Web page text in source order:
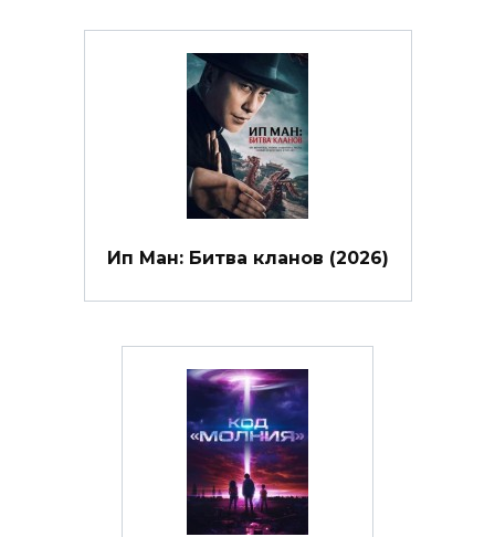
Ип Ман: Битва кланов (2026)